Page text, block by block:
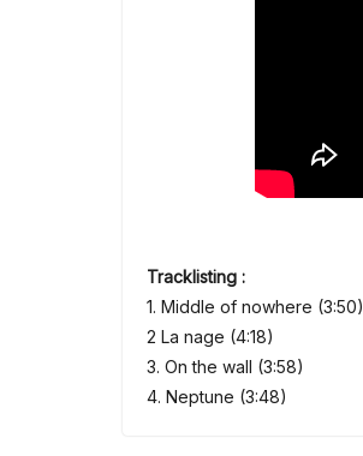
Tracklisting :
1. Middle of nowhere (3:50)
2 La nage (4:18)
3. On the wall (3:58)
4. Neptune (3:48)